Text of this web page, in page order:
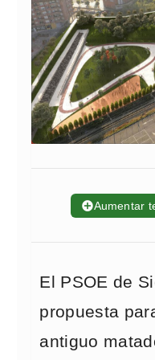
➕Aumentar
El PSOE de
propuesta
antiguo